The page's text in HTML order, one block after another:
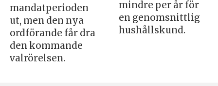
mandatperioden
ut, men den nya
ordförande får dra
den kommande
valrörelsen.
mindre per år för
en genomsnittlig
hushållskund.